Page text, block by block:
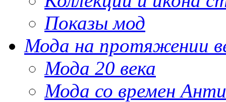
Показы мод
Мода на протяжении
Мода 20 века
Мода со времен